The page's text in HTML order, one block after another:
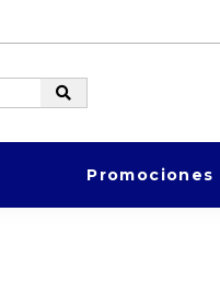
Promociones